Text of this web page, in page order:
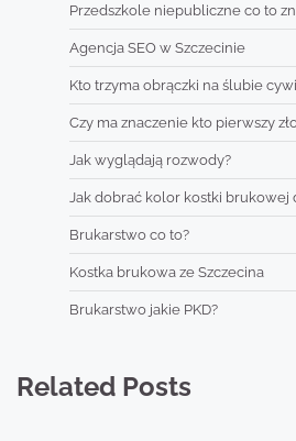
Przedszkole niepubliczne co to
Agencja SEO w Szczecinie
Kto trzyma obrączki na ślubie
Czy ma znaczenie kto pierwszy
Jak wyglądają rozwody?
Jak dobrać kolor kostki brukowej
Brukarstwo co to?
Kostka brukowa ze Szczecina
Brukarstwo jakie PKD?
Related Posts